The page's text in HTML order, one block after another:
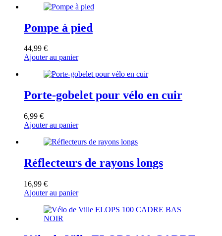
Pompe à pied
44,99 €
Ajouter au panier
Porte-gobelet pour vélo en cuir
6,99 €
Ajouter au panier
Réflecteurs de rayons longs
16,99 €
Ajouter au panier